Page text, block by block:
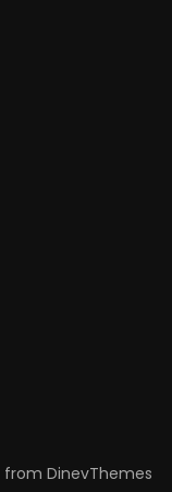
from DinevThemes